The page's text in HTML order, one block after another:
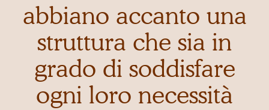
abbiano accanto una
struttura che sia in
grado di soddisfare
ogni loro necessità